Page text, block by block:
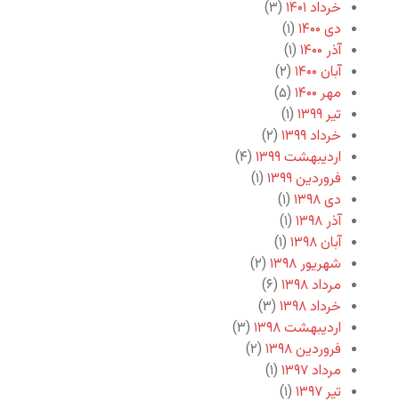
خرداد ۱۴۰۱
(۳)
دی ۱۴۰۰
(۱)
آذر ۱۴۰۰
(۱)
آبان ۱۴۰۰
(۲)
مهر ۱۴۰۰
(۵)
تیر ۱۳۹۹
(۱)
خرداد ۱۳۹۹
(۲)
اردیبهشت ۱۳۹۹
(۴)
فروردین ۱۳۹۹
(۱)
دی ۱۳۹۸
(۱)
آذر ۱۳۹۸
(۱)
آبان ۱۳۹۸
(۱)
شهریور ۱۳۹۸
(۲)
مرداد ۱۳۹۸
(۶)
خرداد ۱۳۹۸
(۳)
اردیبهشت ۱۳۹۸
(۳)
فروردین ۱۳۹۸
(۲)
مرداد ۱۳۹۷
(۱)
تیر ۱۳۹۷
(۱)